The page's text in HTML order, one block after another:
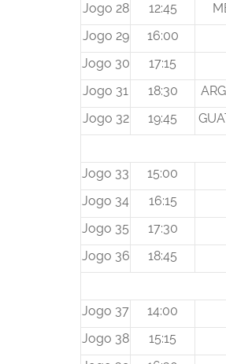
Jogo 28
12:45
Jogo 29
16:00
Jogo 30
17:15
Jogo 31
18:30
Jogo 32
19:45
Jogo 33
15:00
Jogo 34
16:15
Jogo 35
17:30
Jogo 36
18:45
Jogo 37
14:00
Jogo 38
15:15